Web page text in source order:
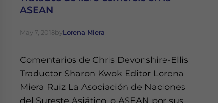
ASEAN
May 7, 2018byLorena Miera
Comentarios de Chris Devonshire-Ellis
Traductor Sharon Kwok Editor Lorena
Miera Ruiz La Asociación de Naciones
del Sureste Asiático, o ASEAN por sus